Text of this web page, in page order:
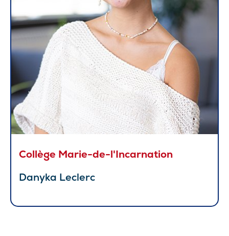
Collège Marie-de-l'Incarnation
Danyka Leclerc